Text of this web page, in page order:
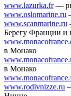
www.lazurka.fr—
www.oslomarine.ru
www.scanmarine.ru
Берегу Франции и
в Монако
в Монако
www.rodivnizze.ru